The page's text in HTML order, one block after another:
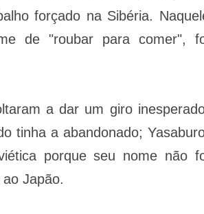
forçado na Sibéria.
de "roubar para comer",
a dar um giro
tinha a abandonado;
porque seu nome não
Japão.